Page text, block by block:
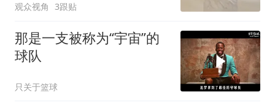
观众视角 3跟贴
那是一支被称为“宇宙”的
球队
只关于篮球